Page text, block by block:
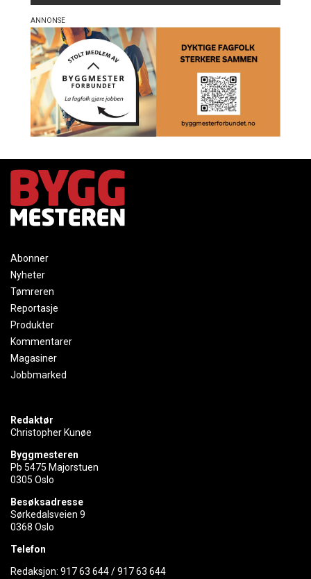
Abonner
Nyheter
Tømreren
Reportasje
Produkter
Kommentarer
Magasiner
Jobbmarked
Redaktør
Christopher Kunøe
Byggmesteren
Pb 5475 Majorstuen
0305 Oslo
Besøksadresse
Sørkedalsveien 9
0368 Oslo
Telefon
Redaksjon: 917 63 644/917 63 644